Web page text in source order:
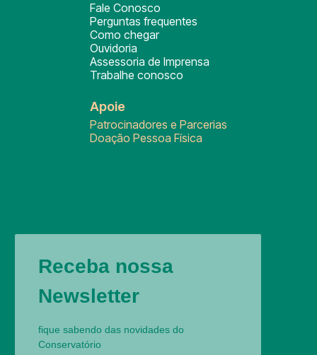
Fale Conosco
Perguntas frequentes
Como chegar
Ouvidoria
Assessoria de Imprensa
Trabalhe conosco
Apoie
Patrocinadores e Parcerias
Doação Pessoa Física